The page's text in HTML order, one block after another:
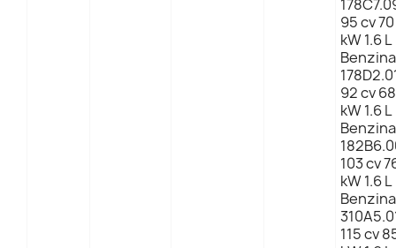
95 cv 70
kW 1.6 L
Benzina
92 cv 68
kW 1.6 L
Benzina
103 cv
kW 1.6 L
Benzina
115 cv